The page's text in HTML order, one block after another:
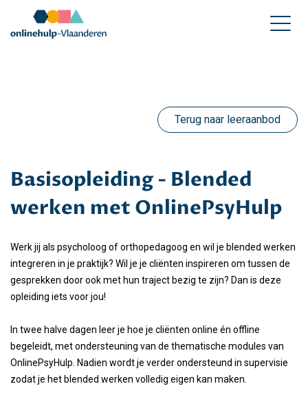
Terug naar leeraanbod
Basisopleiding - Blended
werken met OnlinePsyHulp
Werk jij als psycholoog of orthopedagoog en wil je blended werken
integreren in je praktijk? Wil je je cliënten inspireren om tussen de
gesprekken door ook met hun traject bezig te zijn? Dan is deze
opleiding iets voor jou!
In twee halve dagen leer je hoe je cliënten online én offline
begeleidt, met ondersteuning van de thematische modules van
OnlinePsyHulp. Nadien wordt je verder ondersteund in supervisie
zodat je het blended werken volledig eigen kan maken.